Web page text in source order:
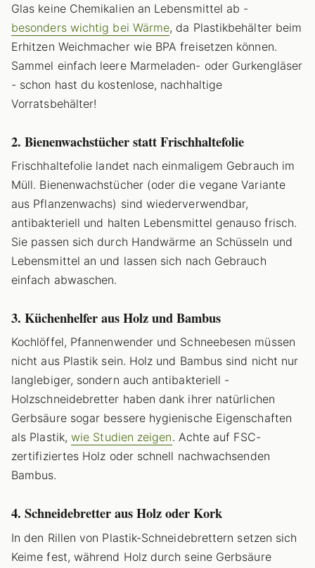
Glas keine Chemikalien an Lebensmittel ab -
besonders wichtig bei Wärme, da Plastikbehälter beim
Erhitzen Weichmacher wie BPA freisetzen können.
Sammel einfach leere Marmeladen- oder Gurkengläser
- schon hast du kostenlose, nachhaltige
Vorratsbehälter!
2. Bienenwachstücher statt Frischhaltefolie
Frischhaltefolie landet nach einmaligem Gebrauch im
Müll. Bienenwachstücher (oder die vegane Variante
aus Pflanzenwachs) sind wiederverwendbar,
antibakteriell und halten Lebensmittel genauso frisch.
Sie passen sich durch Handwärme an Schüsseln und
Lebensmittel an und lassen sich nach Gebrauch
einfach abwaschen.
3. Küchenhelfer aus Holz und Bambus
Kochlöffel, Pfannenwender und Schneebesen müssen
nicht aus Plastik sein. Holz und Bambus sind nicht nur
langlebiger, sondern auch antibakteriell -
Holzschneidebretter haben dank ihrer natürlichen
Gerbsäure sogar bessere hygienische Eigenschaften
als Plastik,wie Studien zeigen. Achte auf FSC-
zertifiziertes Holz oder schnell nachwachsenden
Bambus.
4. Schneidebretter aus Holz oder Kork
In den Rillen von Plastik-Schneidebrettern setzen sich
Keime fest, während Holz durch seine Gerbsäure